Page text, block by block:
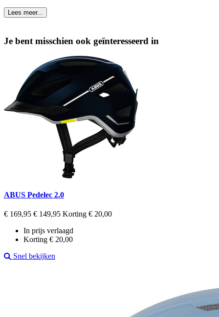
Lees meer...
Je bent misschien ook geïnteresseerd in
ABUS Pedelec 2.0
Regular
€ 169,95 Prijs
€ 149,95 Korting € 20,00
In prijs verlaagd
Korting € 20,00
Snel bekijken